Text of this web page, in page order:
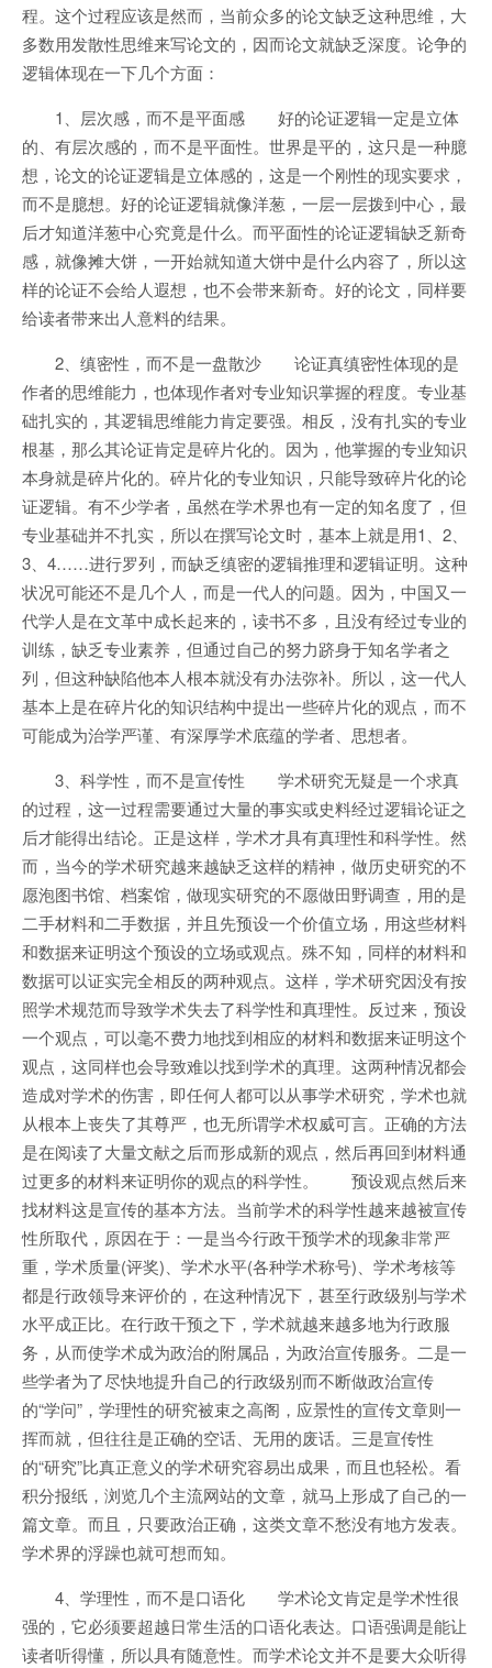
程。这个过程应该是然而，当前众多的论文缺乏这种思维，大
多数用发散性思维来写论文的，因而论文就缺乏深度。论争的
逻辑体现在一下几个方面：
1、层次感，而不是平面感 好的论证逻辑一定是立体
的、有层次感的，而不是平面性。世界是平的，这只是一种臆
想，论文的论证逻辑是立体感的，这是一个刚性的现实要求，
而不是臆想。好的论证逻辑就像洋葱，一层一层拨到中心，最
后才知道洋葱中心究竟是什么。而平面性的论证逻辑缺乏新奇
感，就像摊大饼，一开始就知道大饼中是什么内容了，所以这
样的论证不会给人遐想，也不会带来新奇。好的论文，同样要
给读者带来出人意料的结果。
2、缜密性，而不是一盘散沙 论证真缜密性体现的是
作者的思维能力，也体现作者对专业知识掌握的程度。专业基
础扎实的，其逻辑思维能力肯定要强。相反，没有扎实的专业
根基，那么其论证肯定是碎片化的。因为，他掌握的专业知识
本身就是碎片化的。碎片化的专业知识，只能导致碎片化的论
证逻辑。有不少学者，虽然在学术界也有一定的知名度了，但
专业基础并不扎实，所以在撰写论文时，基本上就是用1、2、
3、4……进行罗列，而缺乏缜密的逻辑推理和逻辑证明。这种
状况可能还不是几个人，而是一代人的问题。因为，中国又一
代学人是在文革中成长起来的，读书不多，且没有经过专业的
训练，缺乏专业素养，但通过自己的努力跻身于知名学者之
列，但这种缺陷他本人根本就没有办法弥补。所以，这一代人
基本上是在碎片化的知识结构中提出一些碎片化的观点，而不
可能成为治学严谨、有深厚学术底蕴的学者、思想者。
3、科学性，而不是宣传性 学术研究无疑是一个求真
的过程，这一过程需要通过大量的事实或史料经过逻辑论证之
后才能得出结论。正是这样，学术才具有真理性和科学性。然
而，当今的学术研究越来越缺乏这样的精神，做历史研究的不
愿泡图书馆、档案馆，做现实研究的不愿做田野调查，用的是
二手材料和二手数据，并且先预设一个价值立场，用这些材料
和数据来证明这个预设的立场或观点。殊不知，同样的材料和
数据可以证实完全相反的两种观点。这样，学术研究因没有按
照学术规范而导致学术失去了科学性和真理性。反过来，预设
一个观点，可以毫不费力地找到相应的材料和数据来证明这个
观点，这同样也会导致难以找到学术的真理。这两种情况都会
造成对学术的伤害，即任何人都可以从事学术研究，学术也就
从根本上丧失了其尊严，也无所谓学术权威可言。正确的方法
是在阅读了大量文献之后而形成新的观点，然后再回到材料通
过更多的材料来证明你的观点的科学性。 预设观点然后来
找材料这是宣传的基本方法。当前学术的科学性越来越被宣传
性所取代，原因在于：一是当今行政干预学术的现象非常严
重，学术质量(评奖)、学术水平(各种学术称号)、学术考核等
都是行政领导来评价的，在这种情况下，甚至行政级别与学术
水平成正比。在行政干预之下，学术就越来越多地为行政服
务，从而使学术成为政治的附属品，为政治宣传服务。二是一
些学者为了尽快地提升自己的行政级别而不断做政治宣传
的“学问”，学理性的研究被束之高阁，应景性的宣传文章则一
挥而就，但往往是正确的空话、无用的废话。三是宣传性
的“研究”比真正意义的学术研究容易出成果，而且也轻松。看
积分报纸，浏览几个主流网站的文章，就马上形成了自己的一
篇文章。而且，只要政治正确，这类文章不愁没有地方发表。
学术界的浮躁也就可想而知。
4、学理性，而不是口语化 学术论文肯定是学术性很
强的，它必须要超越日常生活的口语化表达。口语强调是能让
读者听得懂，所以具有随意性。而学术论文并不是要大众听得